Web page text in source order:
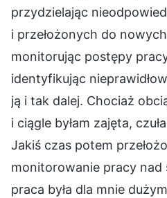
przydzielając
i przełożonych do
monitorując postępy
identyfikując
ją i tak dalej. Chociaż
i ciągle byłam zajęta,
Jakiś czas potem
monitorowanie pracy nad
praca była dla mnie